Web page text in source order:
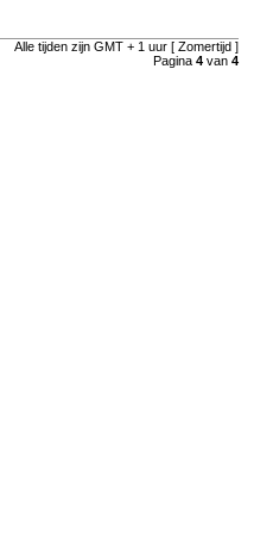
Alle tijden zijn GMT + 1 uur [ Zomertijd ]
Pagina 4van 4